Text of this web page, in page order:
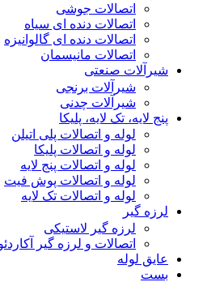
اتصالات جوشی
اتصالات دنده ای سیاه
اتصالات دنده ای گالوانیزه
اتصالات مانیسمان
شیرآلات صنعتی
شیرآلات برنجی
شیرآلات چدنی
پنج لایه، تک لایه، پلیکا
لوله و اتصالات پلی اتیلن
لوله و اتصالات پلیکا
لوله و اتصالات پنج لایه
لوله و اتصالات پوش فیت
لوله و اتصالات تک لایه
لرزه گیر
لرزه گیر لاستیکی
اتصالات و لرزه گیر
عایق لوله
بست